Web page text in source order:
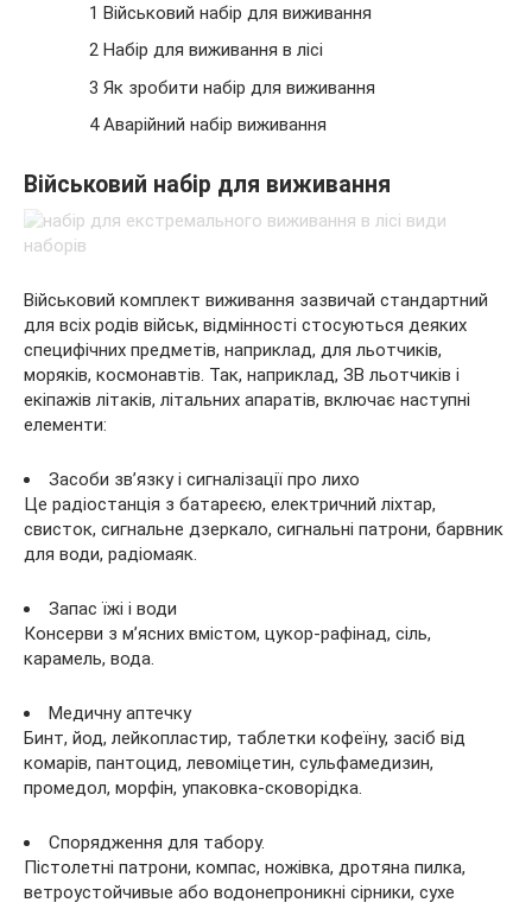
1 Військовий набір для виживання
2 Набір для виживання в лісі
3 Як зробити набір для виживання
4 Аварійний набір виживання
Військовий набір для виживання
Військовий комплект виживання зазвичай стандартний
для всіх родів військ, відмінності стосуються деяких
специфічних предметів, наприклад, для льотчиків,
моряків, космонавтів. Так, наприклад, ЗВ льотчиків і
екіпажів літаків, літальних апаратів, включає наступні
елементи:
Засоби зв’язку і сигналізації про лихо
Це радіостанція з батареєю, електричний ліхтар,
свисток, сигнальне дзеркало, сигнальні патрони, барвник
для води, радіомаяк.
Запас їжі і води
Консерви з м’ясних вмістом, цукор-рафінад, сіль,
карамель, вода.
Медичну аптечку
Бинт, йод, лейкопластир, таблетки кофеїну, засіб від
комарів, пантоцид, левоміцетин, сульфамедизин,
промедол, морфін, упаковка-сковорідка.
Спорядження для табору.
Пістолетні патрони, компас, ножівка, дротяна пилка,
ветроустойчивые або водонепроникні сірники, сухе